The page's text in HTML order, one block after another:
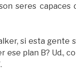
seres
si esta gente
ese plan B? Ud.,